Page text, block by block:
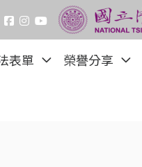
表單 榮譽分享